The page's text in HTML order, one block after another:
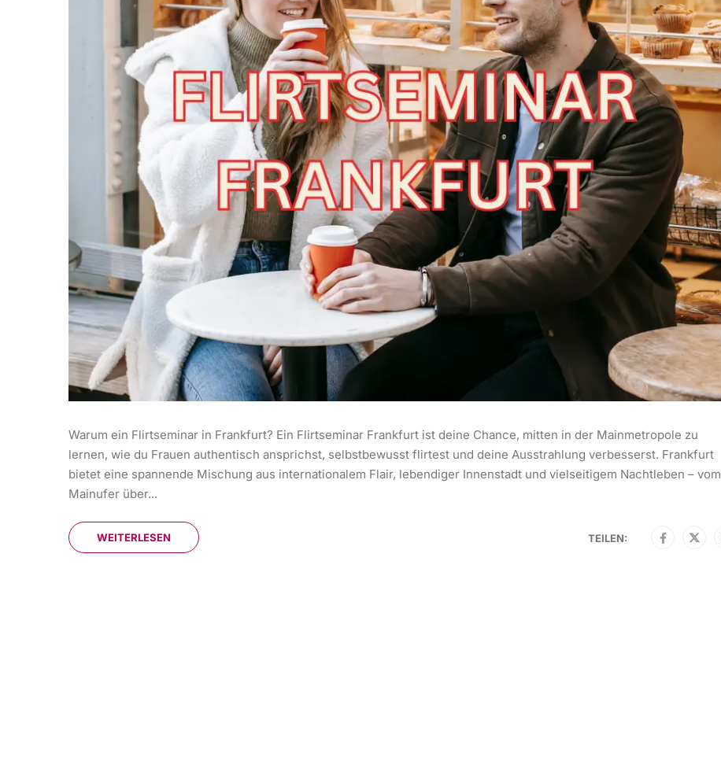
Warum ein Flirtseminar in Frankfurt? Ein Flirtseminar Frankfurt ist deine Chance, mitten in der Mainmetropole zu
lernen, wie du Frauen authentisch ansprichst, selbstbewusst flirtest und deine Ausstrahlung verbesserst. Frankfurt
bietet eine spannende Mischung aus internationalem Flair, lebendiger Innenstadt und vielseitigem Nachtleben – vom
Mainufer über...
WEITERLESEN TEILEN: